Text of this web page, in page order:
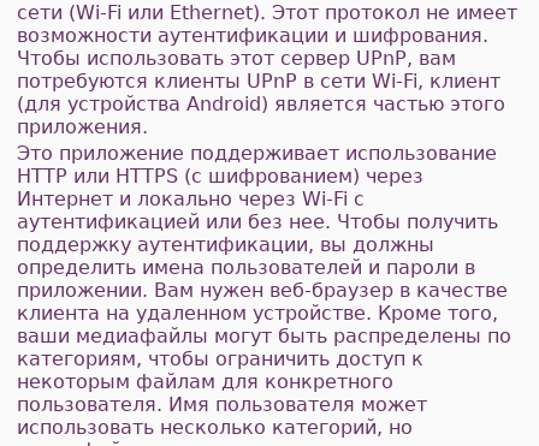
сети (Wi-Fi или Ethernet). Этот протокол не имеет
возможности аутентификации и шифрования.
Чтобы использовать этот сервер UPnP, вам
потребуются клиенты UPnP в сети Wi-Fi, клиент
(для устройства Android) является частью этого
приложения.
Это приложение поддерживает использование
HTTP или HTTPS (с шифрованием) через
Интернет и локально через Wi-Fi с
аутентификацией или без нее. Чтобы получить
поддержку аутентификации, вы должны
определить имена пользователей и пароли в
приложении. Вам нужен веб-браузер в качестве
клиента на удаленном устройстве. Кроме того,
ваши медиафайлы могут быть распределены по
категориям, чтобы ограничить доступ к
некоторым файлам для конкретного
пользователя. Имя пользователя может
использовать несколько категорий, но